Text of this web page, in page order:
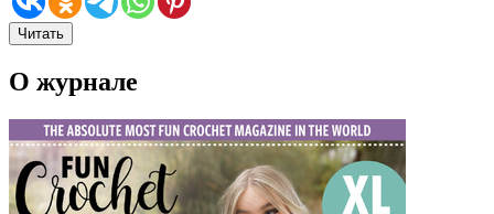
Читать
О журнале